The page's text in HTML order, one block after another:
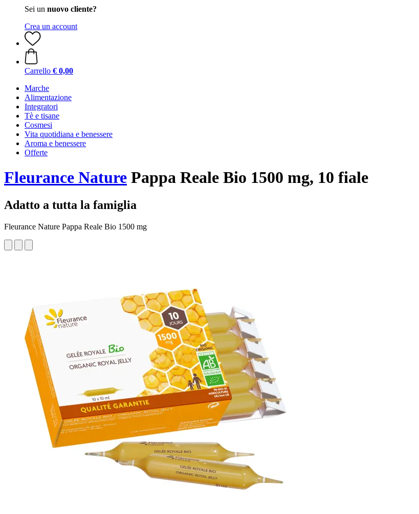
Sei un nuovo cliente?
Crea un account
Carrello € 0,00
Marche
Alimentazione
Integratori
Tè e tisane
Cosmesi
Vita quotidiana e benessere
Aroma e benessere
Offerte
Fleurance Nature Pappa Reale Bio 1500 mg, 10 fiale
Adatto a tutta la famiglia
Fleurance Nature Pappa Reale Bio 1500 mg